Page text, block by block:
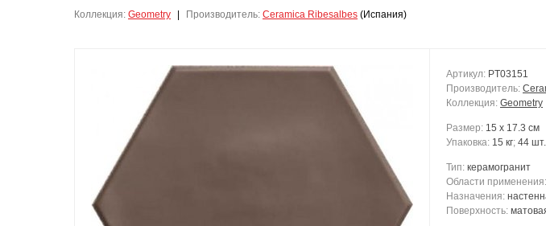
Коллекция: Geometry Производитель: Ceramica Ribesalbes (Испания)
Артикул: PT03151
Производитель:
Коллекция: Geometry
Размер: 15 x 17.3 см
Упаковка: 15 кг; 44 шт.
Тип: керамогранит
Области применения:
Назначения:
Поверхность: